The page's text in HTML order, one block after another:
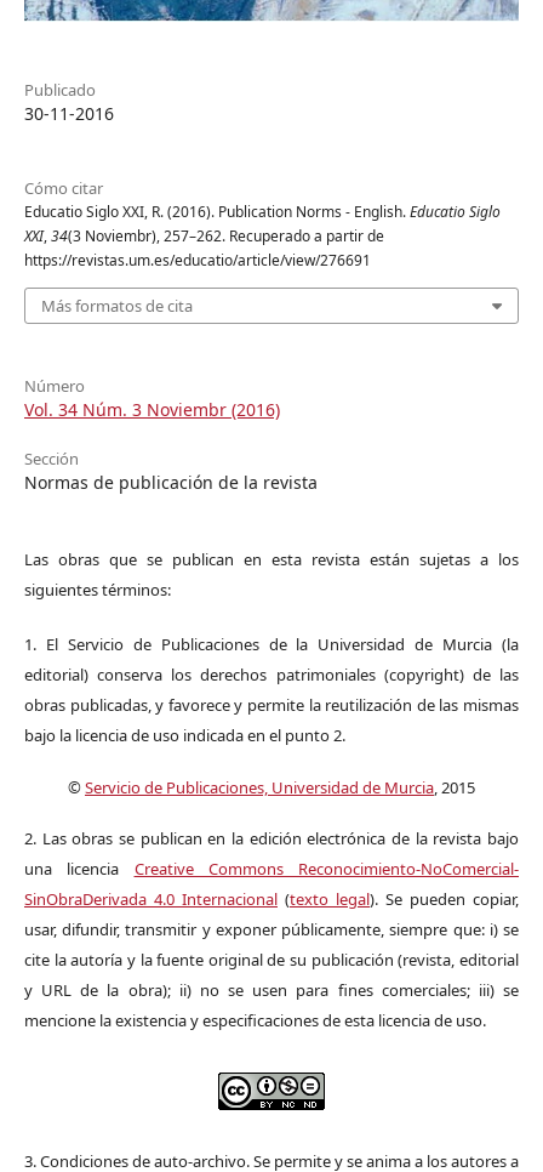
Publicado
30-11-2016
Cómo citar
Educatio Siglo XXI, R. (2016). Publication Norms - English.Educatio Siglo
XXI,34(3 Noviembr), 257–262. Recuperado a partir de
https://revistas.um.es/educatio/article/view/276691
Más formatos de cita
Número
Vol. 34 Núm. 3 Noviembr (2016)
Sección
Normas de publicación de la revista
Las obras que se publican en esta revista están sujetas a los
siguientes términos:
1. El Servicio de Publicaciones de la Universidad de Murcia (la
editorial) conserva los derechos patrimoniales (copyright) de las
obras publicadas, y favorece y permite la reutilización de las mismas
bajo la licencia de uso indicada en el punto 2.
©Servicio de Publicaciones, Universidad de Murcia, 2015
2. Las obras se publican en la edición electrónica de la revista bajo
una licencia Creative Commons Reconocimiento-NoComercial-
SinObraDerivada 4.0 Internacional (texto legal). Se pueden copiar,
usar, difundir, transmitir y exponer públicamente, siempre que: i) se
cite la autoría y la fuente original de su publicación (revista, editorial
y URL de la obra); ii) no se usen para fines comerciales; iii) se
mencione la existencia y especificaciones de esta licencia de uso.
3. Condiciones de auto-archivo. Se permite y se anima a los autores a